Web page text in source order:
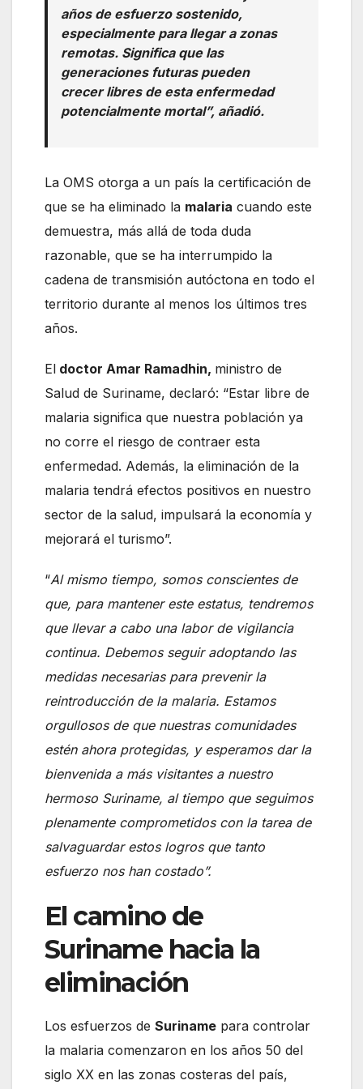
años de esfuerzo sostenido,
especialmente para llegar a zonas
remotas. Significa que las
generaciones futuras pueden
crecer libres de esta enfermedad
potencialmente mortal”, añadió.
La OMS otorga a un país la certificación de
que se ha eliminado la malaria cuando este
demuestra, más allá de toda duda
razonable, que se ha interrumpido la
cadena de transmisión autóctona en todo el
territorio durante al menos los últimos tres
años.
El doctor Amar Ramadhin, ministro de
Salud de Suriname, declaró: “Estar libre de
malaria significa que nuestra población ya
no corre el riesgo de contraer esta
enfermedad. Además, la eliminación de la
malaria tendrá efectos positivos en nuestro
sector de la salud, impulsará la economía y
mejorará el turismo”.
“Al mismo tiempo, somos conscientes de
que, para mantener este estatus, tendremos
que llevar a cabo una labor de vigilancia
continua. Debemos seguir adoptando las
medidas necesarias para prevenir la
reintroducción de la malaria. Estamos
orgullosos de que nuestras comunidades
estén ahora protegidas, y esperamos dar la
bienvenida a más visitantes a nuestro
hermoso Suriname, al tiempo que seguimos
plenamente comprometidos con la tarea de
salvaguardar estos logros que tanto
esfuerzo nos han costado”.
El camino de
Suriname hacia la
eliminación
Los esfuerzos de Suriname para controlar
la malaria comenzaron en los años 50 del
siglo XX en las zonas costeras del país,